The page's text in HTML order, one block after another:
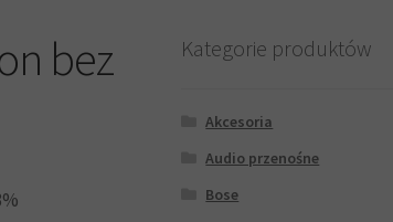
bez
Kategorie produktów
Akcesoria
Audio przenośne
Bose